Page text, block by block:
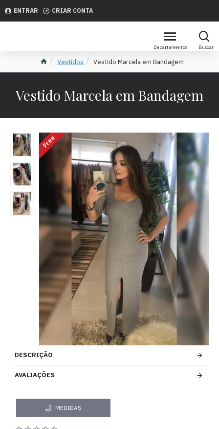
ENTRAR CRIAR CONTA
Vestidos Vestido Marcela em Bandagem
Vestido Marcela em Bandagem
Free
DESCRIÇÃO
AVALIAÇÕES
MEDIDAS